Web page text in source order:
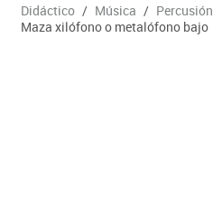
Didáctico / Música / Percusión
Maza xilófono o metalófono bajo